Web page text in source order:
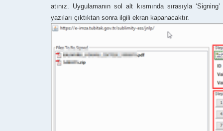
atınız. Uygulamanın sol alt kısmında sırasıyla
yazıları çıktıktan sonra ilgili ekran kapanacaktır.